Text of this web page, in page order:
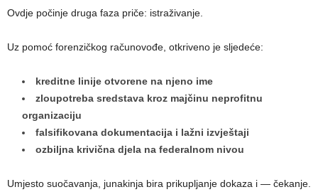
Ovdje počinje druga faza priče: istraživanje.
Uz pomoć forenzičkog računovođe, otkriveno je sljedeće:
kreditne linije otvorene na njeno ime
zloupotreba sredstava kroz majčinu neprofitnu
organizaciju
falsifikovana dokumentacija i lažni izvještaji
ozbiljna krivična djela na federalnom nivou
Umjesto suočavanja, junakinja bira prikupljanje dokaza i — čekanje.